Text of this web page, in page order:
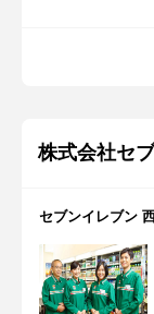
株式会社セ
セブンイレブン